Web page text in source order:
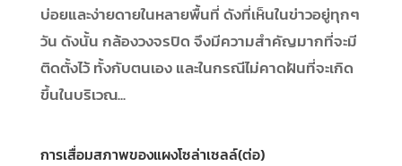
บ่อยและง่ายดายในหลายพื้นที่ ดังที่เห็นในข่าวอยู่ทุกๆ
วัน ดังนั้น กล้องวงจรปิด จึงมีความสำคัญมากที่จะมี
ติดตั้งไว้ ทั้งกับตนเอง และในกรณีไม่คาดฝันที่จะเกิด
ขึ้นในบริเวณ...
การเสื่อมสภาพของแผงโซล่าเซลล์(ต่อ)